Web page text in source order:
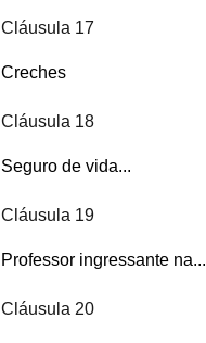
Cláusula 17
Creches
Cláusula 18
Seguro de vida...
Cláusula 19
Professor ingressante na...
Cláusula 20